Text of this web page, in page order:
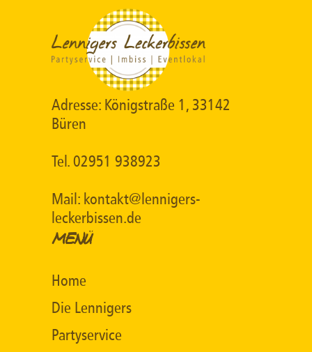
Adresse: Königstraße 1, 33142
Büren
Tel. 02951 938923
Mail: kontakt@lennigers-
leckerbissen.de
MENÜ
Home
Die Lennigers
Partyservice